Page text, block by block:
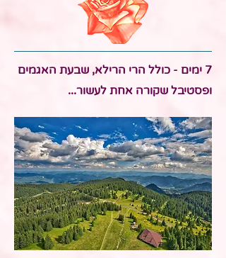
7 ימים - כולל הרי הרילא, שבעת האגמים
ופסטיבל שקורה אחת לעשור...